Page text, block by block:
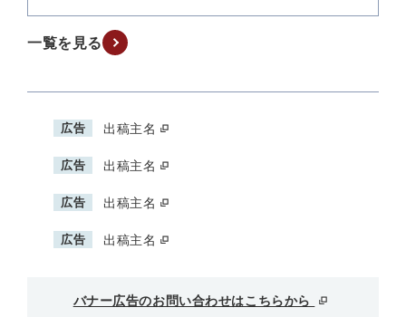
一覧を見る
広告 出稿主名
広告 出稿主名
広告 出稿主名
広告 出稿主名
バナー広告のお問い合わせはこちらから